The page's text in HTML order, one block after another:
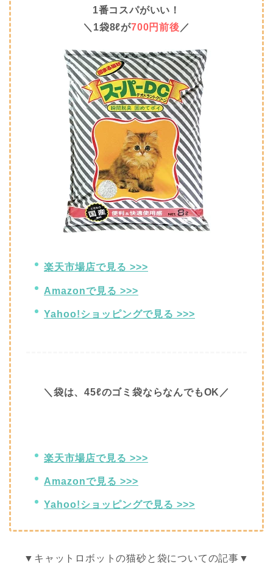
1番コスパがいい！
＼1袋8ℓが700円前後／
楽天市場店で見る >>>
Amazonで見る >>>
Yahoo!ショッピングで見る >>>
＼袋は、45ℓのゴミ袋ならなんでもOK／
楽天市場店で見る >>>
Amazonで見る >>>
Yahoo!ショッピングで見る >>>
▼キャットロボットの猫砂と袋についての記事▼